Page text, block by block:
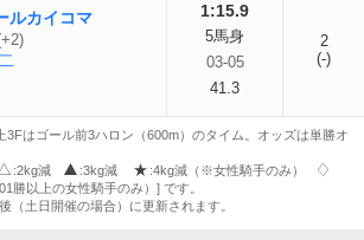
ルカイコマ 1:15.9
5馬身
03-05
41.3
2
(-)
はゴール前3ハロン（600m）のタイム。オッズは単勝オ
:2kg減 :3kg減
:4kg減（※女性騎手のみ）
勝以上の女性騎手のみ）] です。
（土日開催の場合）に更新されます。